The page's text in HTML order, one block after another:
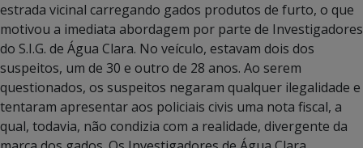
estrada vicinal carregando gados produtos de furto, o que
motivou a imediata abordagem por parte de Investigadores
do S.I.G. de Água Clara. No veículo, estavam dois dos
suspeitos, um de 30 e outro de 28 anos. Ao serem
questionados, os suspeitos negaram qualquer ilegalidade e
tentaram apresentar aos policiais civis uma nota fiscal, a
qual, todavia, não condizia com a realidade, divergente da